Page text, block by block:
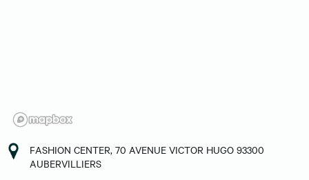
FASHION CENTER, 70 AVENUE VICTOR HUGO 93300
AUBERVILLIERS